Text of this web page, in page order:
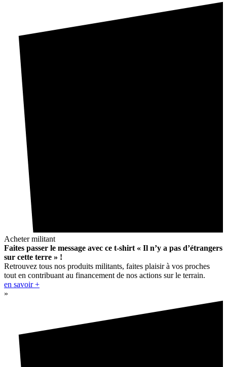
Acheter militant
Faites passer le message avec ce t-shirt « Il n’y a pas d’étrangers
sur cette terre » !
Retrouvez tous nos produits militants, faites plaisir à vos proches
tout en contribuant au financement de nos actions sur le terrain.
en savoir +
»